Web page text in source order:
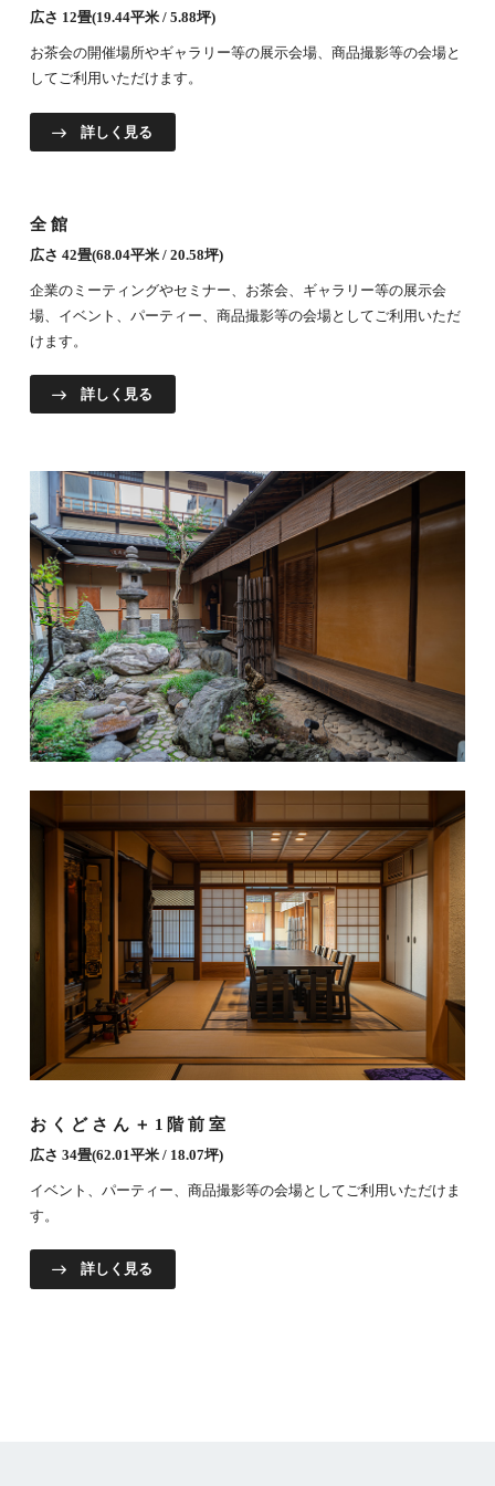
広さ 12畳(19.44平米 / 5.88坪)
お茶会の開催場所やギャラリー等の展示会場、商品撮影等の会場と
してご利用いただけます。
詳しく見る
全館
広さ 42畳(68.04平米 / 20.58坪)
企業のミーティングやセミナー、お茶会、ギャラリー等の展示会
場、イベント、パーティー、商品撮影等の会場としてご利用いただ
けます。
詳しく見る
おくどさん＋1階前室
広さ 34畳(62.01平米 / 18.07坪)
イベント、パーティー、商品撮影等の会場としてご利用いただけま
す。
詳しく見る